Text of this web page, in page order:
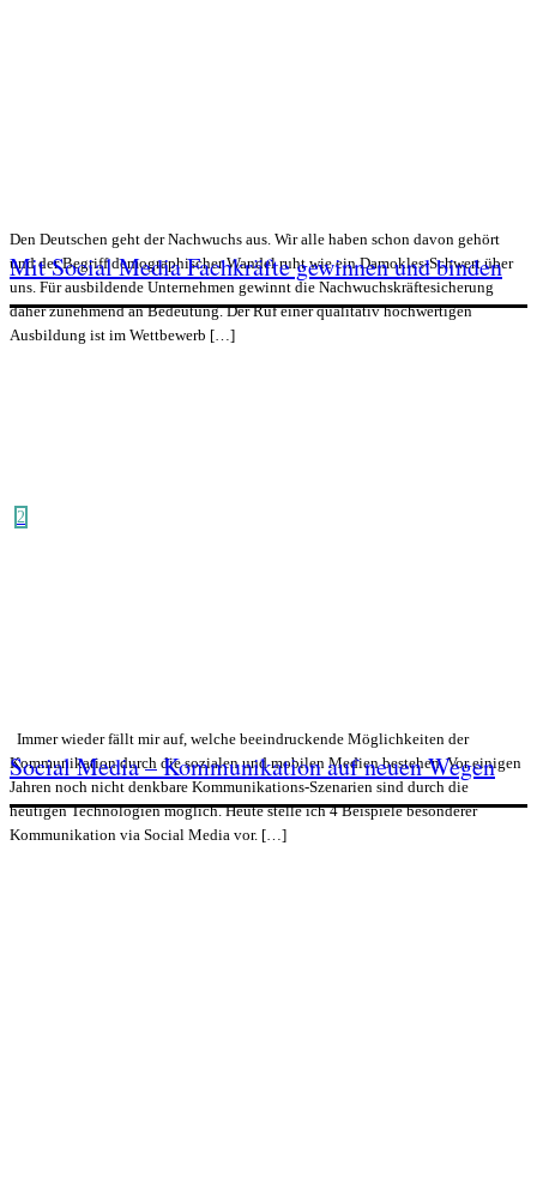
Den Deutschen geht der Nachwuchs aus. Wir alle haben schon davon gehört
und der Begriff demographischer Wandel ruht wie ein Damokles-Schwert über
uns. Für ausbildende Unternehmen gewinnt die Nachwuchskräftesicherung
daher zunehmend an Bedeutung. Der Ruf einer qualitativ hochwertigen
Ausbildung ist im Wettbewerb […]
Mit Social Media Fachkräfte gewinnen und binden
2
Immer wieder fällt mir auf, welche beeindruckende Möglichkeiten der
Kommunikation durch die sozialen und mobilen Medien bestehen. Vor einigen
Jahren noch nicht denkbare Kommunikations-Szenarien sind durch die
heutigen Technologien möglich. Heute stelle ich 4 Beispiele besonderer
Kommunikation via Social Media vor. […]
Social Media – Kommunikation auf neuen Wegen